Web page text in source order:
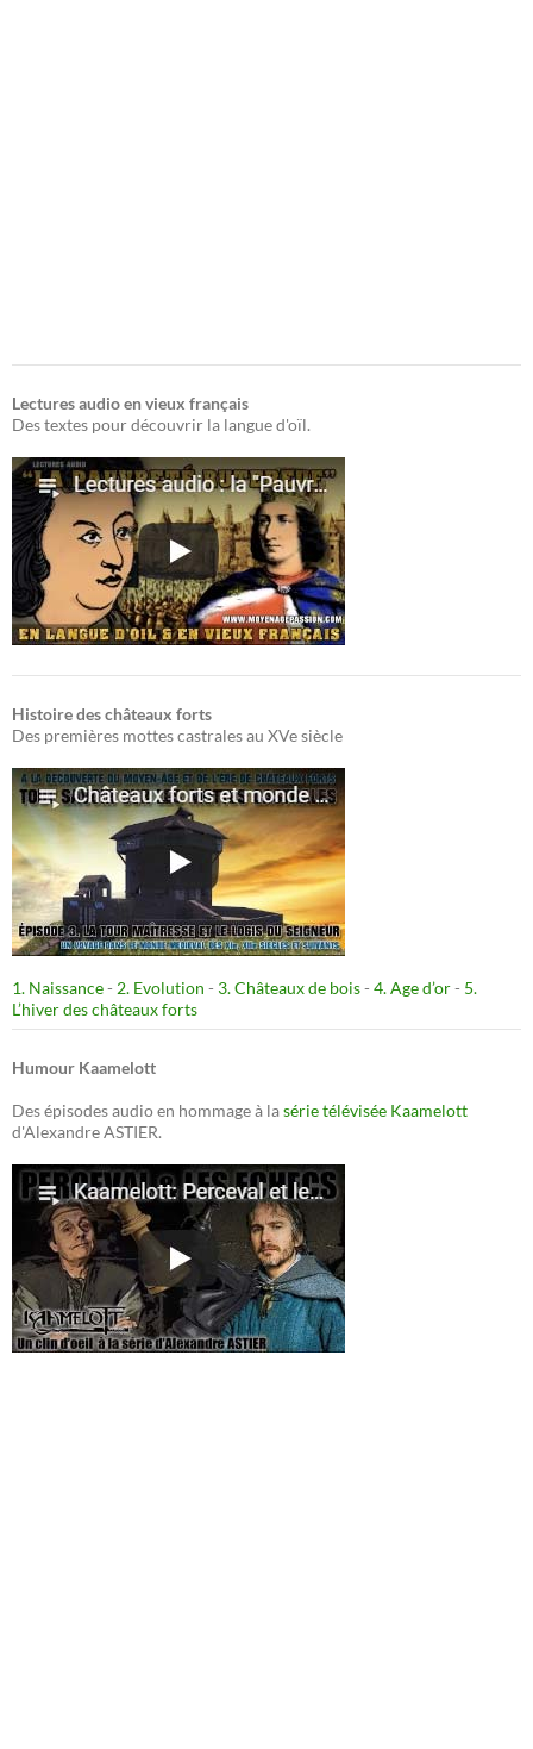
Lectures audio en vieux français
Des textes pour découvrir la langue d'oïl.
Histoire des châteaux forts
Des premières mottes castrales au XVe siècle
1. Naissance- 2. Evolution - 3. Châteaux de bois- 4. Age d’or- 5.
L’hiver des châteaux forts
Humour Kaamelott
Des épisodes audio en hommage à lasérie télévisée Kaamelott
d'Alexandre ASTIER.